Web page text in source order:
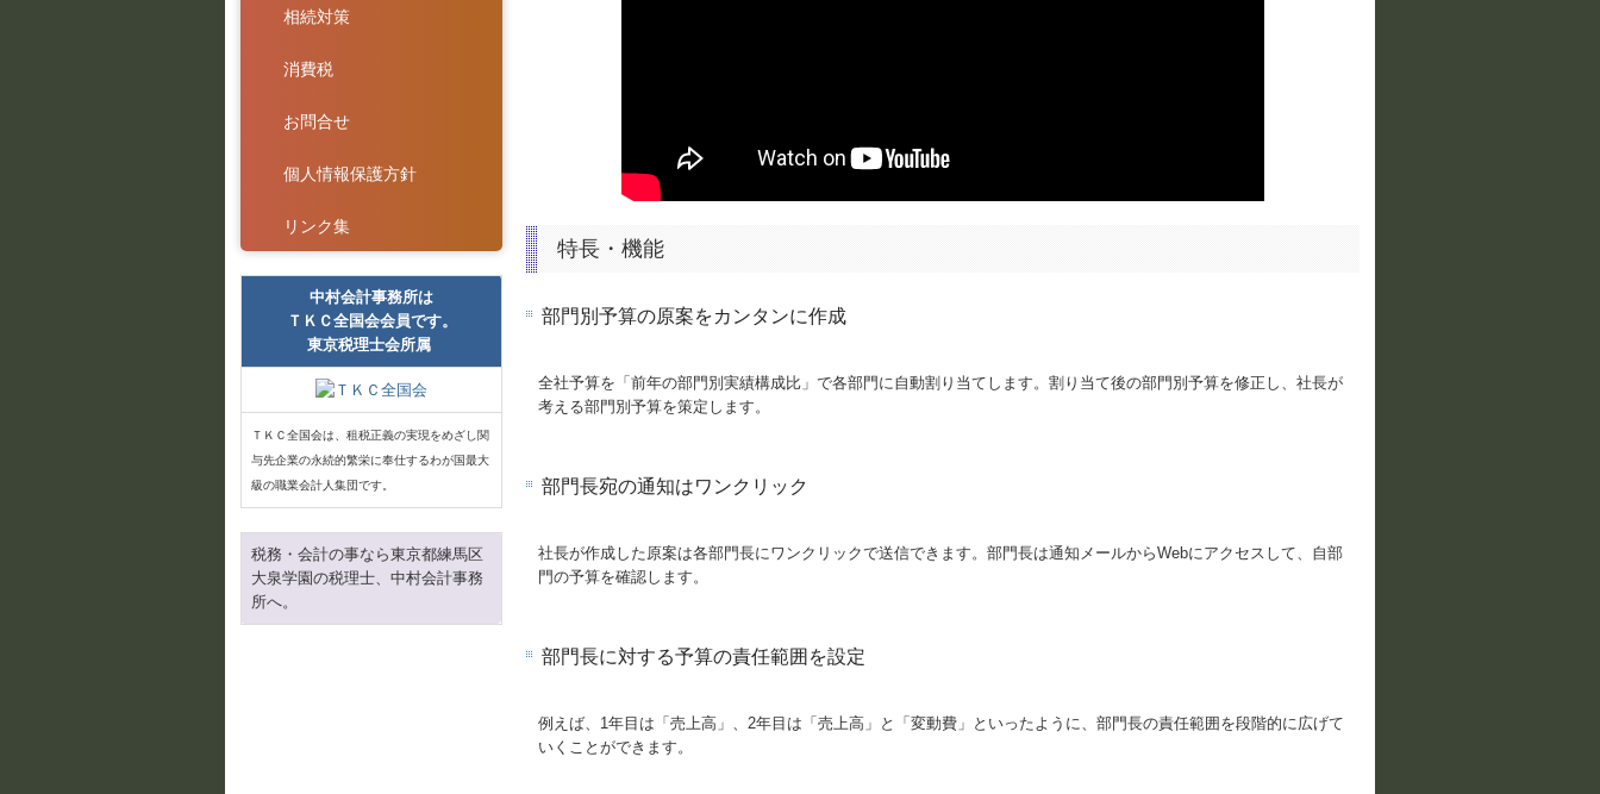
相続対策
消費税
お問合せ
個人情報保護方針
リンク集
中村会計事務所は
ＴＫＣ全国会会員です。
東京税理士会所属
ＴＫＣ全国会は、租税正義の実現をめざし関
与先企業の永続的繁栄に奉仕するわが国最大
級の職業会計人集団です。
税務・会計の事なら東京都練馬区
大泉学園の税理士、中村会計事務
所へ。
特長・機能
部門別予算の原案をカンタンに作成
全社予算を「前年の部門別実績構成比」で各部門に自動割り当てします。割り当て後の部門別予算を修正し、社長が
考える部門別予算を策定します。
部門長宛の通知はワンクリック
社長が作成した原案は各部門長にワンクリックで送信できます。部門長は通知メールからWebにアクセスして、自部
門の予算を確認します。
部門長に対する予算の責任範囲を設定
例えば、1年目は「売上高」、2年目は「売上高」と「変動費」といったように、部門長の責任範囲を段階的に広げて
いくことができます。